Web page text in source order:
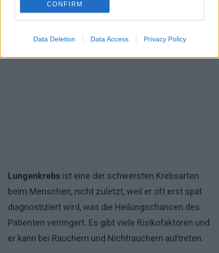
CONFIRM
Data Deletion Data Access Privacy Policy
Lungenkrebs ist eine der schwersten Krebsarten
beim Menschen, nicht zuletzt, weil er oft erst spät
diagnostiziert wird, was die Heilungschancen des
Patienten verringert. Es gibt viele Risikofaktoren und
er kann bei Rauchern und Nichtrauchern auftreten.